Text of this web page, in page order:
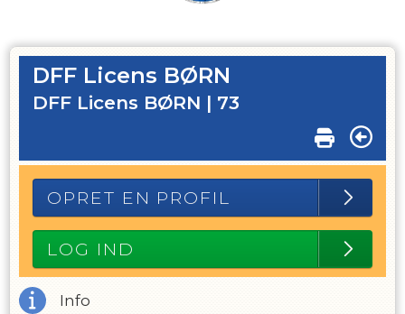
DFF Licens BØRN
DFF Licens BØRN | 73
OPRET EN PROFIL
LOG IND
Info